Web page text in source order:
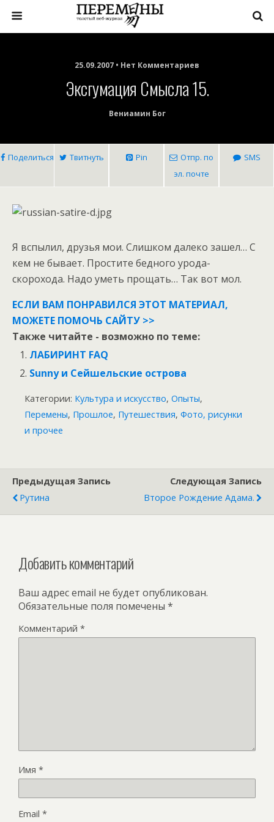
25.09.2007 • Нет Комментариев
Эксгумация Смысла 15.
Вениамин Бог
Поделиться Твитнуть Pin
Отпр. по
эл. почте
SMS
Я вспылил, друзья мои. Слишком далеко зашел… С
кем не бывает. Простите бедного урода-
скорохода. Надо уметь прощать… Так вот мол.
ЕСЛИ ВАМ ПОНРАВИЛСЯ ЭТОТ МАТЕРИАЛ,
МОЖЕТЕ ПОМОЧЬ САЙТУ >>
Также читайте - возможно по теме:
ЛАБИРИНТ FAQ
Sunny и Сейшельские острова
Категории: Культура и искусство, Опыты,
Перемены, Прошлое, Путешествия, Фото, рисунки
и прочее
Предыдущая Запись
Рутина
Следующая Запись
Второе Рождение Адама.
Добавить комментарий
Ваш адрес email не будет опубликован.
Обязательные поля помечены *
Комментарий *
Имя *
Email *